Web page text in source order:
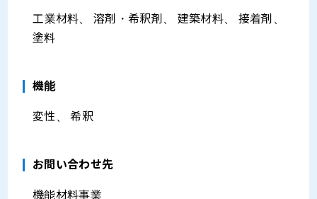
工業材料、 溶剤・希釈剤、 建築材料、 接着剤、
塗料
機能
変性、 希釈
お問い合わせ先
機能材料事業